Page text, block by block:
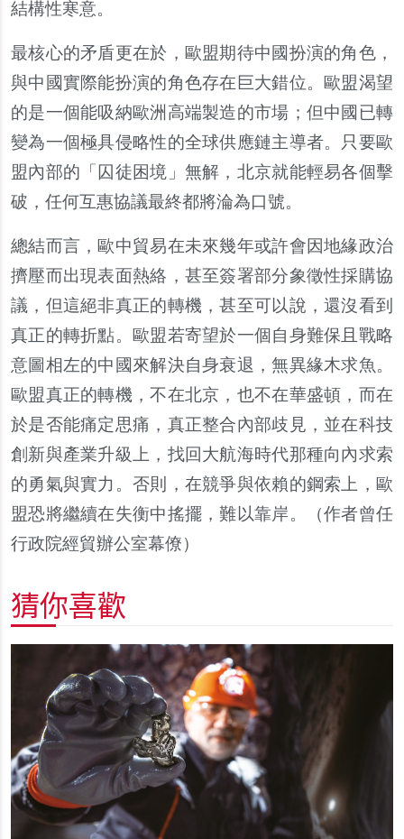
結構性寒意。
最核心的矛盾更在於，歐盟期待中國扮演的角色，
與中國實際能扮演的角色存在巨大錯位。歐盟渴望
的是一個能吸納歐洲高端製造的市場；但中國已轉
變為一個極具侵略性的全球供應鏈主導者。只要歐
盟內部的「囚徒困境」無解，北京就能輕易各個擊
破，任何互惠協議最終都將淪為口號。
總結而言，歐中貿易在未來幾年或許會因地緣政治
擠壓而出現表面熱絡，甚至簽署部分象徵性採購協
議，但這絕非真正的轉機，甚至可以說，還沒看到
真正的轉折點。歐盟若寄望於一個自身難保且戰略
意圖相左的中國來解決自身衰退，無異緣木求魚。
歐盟真正的轉機，不在北京，也不在華盛頓，而在
於是否能痛定思痛，真正整合內部歧見，並在科技
創新與產業升級上，找回大航海時代那種向內求索
的勇氣與實力。否則，在競爭與依賴的鋼索上，歐
盟恐將繼續在失衡中搖擺，難以靠岸。（作者曾任
行政院經貿辦公室幕僚）
猜你喜歡